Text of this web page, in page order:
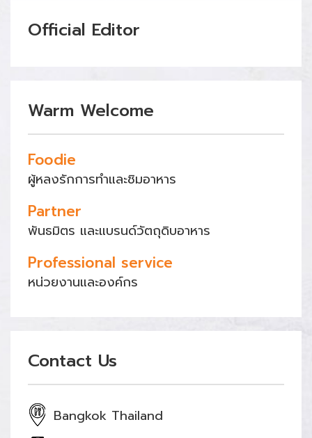
Official Editor
Warm Welcome
Foodie
ผู้หลงรักการทำและชิมอาหาร
Partner
พันธมิตร และแบรนด์วัตถุดิบอาหาร
Professional service
หน่วยงานและองค์กร
Contact Us
Bangkok Thailand